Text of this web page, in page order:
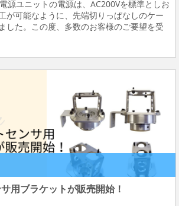
源ユニットの電源は、AC200Vを標準としお
が可能なように、先端切りっぱなしのケー
した。この度、多数のお客様のご要望を受
加いたし...
⽤ブラケットが販売開始！